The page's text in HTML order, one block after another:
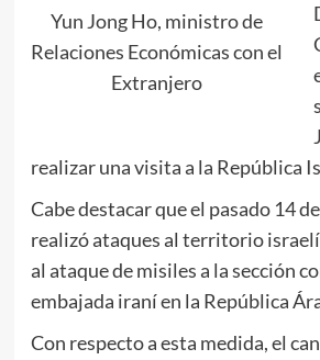
Yun Jong Ho, ministro de
Relaciones Económicas con el
Extranjero
realizar una visita a la República
Cabe destacar que el pasado 14
realizó ataques al territorio
al ataque de misiles a la sección
embajada iraní en la República
Con respecto a esta medida, el